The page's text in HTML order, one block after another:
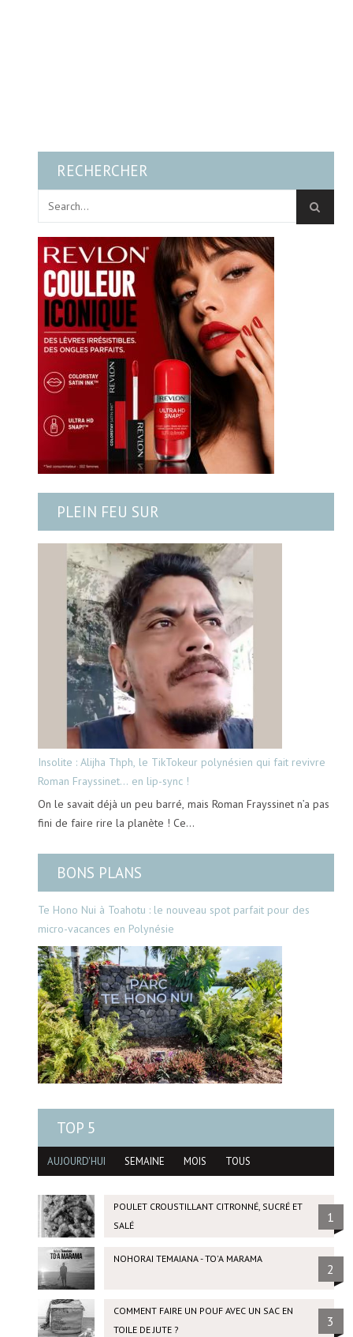
RECHERCHER
PLEIN FEU SUR
Insolite : Alijha Thph, le TikTokeur polynésien qui fait revivre
Roman Frayssinet… en lip-sync !
On le savait déjà un peu barré, mais Roman Frayssinet n’a pas
fini de faire rire la planète ! Ce…
BONS PLANS
Te Hono Nui à Toahotu : le nouveau spot parfait pour des
micro-vacances en Polynésie
TOP 5
AUJOURD'HUI SEMAINE MOIS TOUS
POULET CROUSTILLANT CITRONNÉ, SUCRÉ ET
SALÉ
1
NOHORAI TEMAIANA - TO'A MARAMA
2
COMMENT FAIRE UN POUF AVEC UN SAC EN
TOILE DE JUTE ?
3